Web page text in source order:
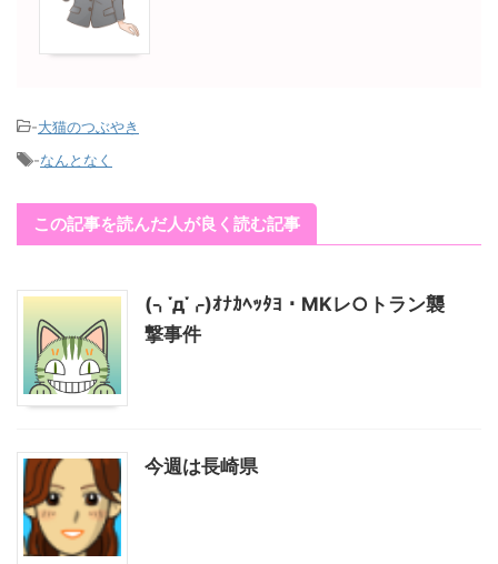
-大猫のつぶやき
-なんとなく
この記事を読んだ人が良く読む記事
(⌍་д་⌌)ｵﾅｶﾍｯﾀﾖ・MKレ○トラン襲
撃事件
今週は長崎県